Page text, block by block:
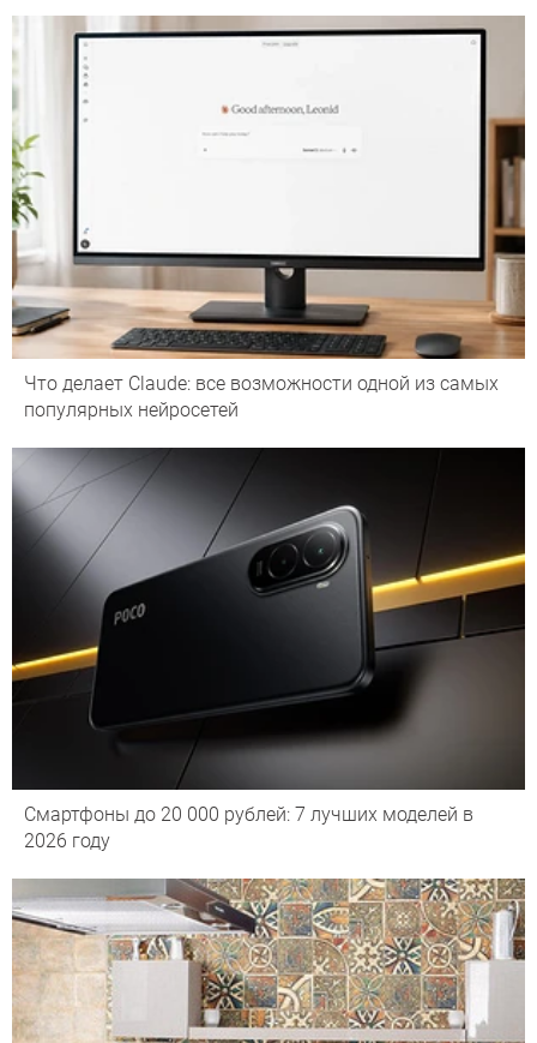
Что делает Сlaude: все возможности одной из самых
популярных нейросетей
Смартфоны до 20 000 рублей: 7 лучших моделей в
2026 году